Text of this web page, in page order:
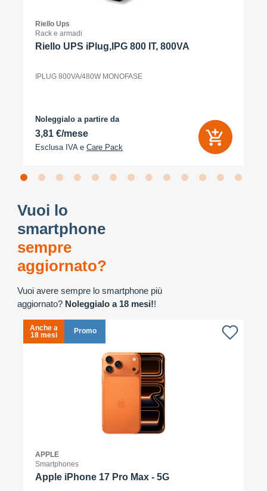
Riello Ups
Rack e armadi
Riello UPS iPlug,IPG 800 IT, 800VA
IPLUG 800VA/480W MONOFASE
Noleggialo a partire da
3,81 €/mese
Esclusa IVA e Care Pack
Vuoi lo
smartphone
sempre
aggiornato?
Vuoi avere sempre lo smartphone più
aggiornato? Noleggialo a 18 mesi!!
Anche a
18 mesi
Promo
APPLE
Smartphones
Apple iPhone 17 Pro Max - 5G